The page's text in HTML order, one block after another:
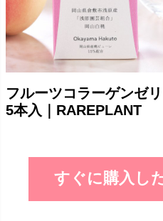
フルーツコラーゲンゼ
5本入｜RAREPLANT
すぐに購入し